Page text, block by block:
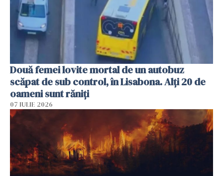
Două femei lovite mortal de un autobuz
scăpat de sub control, în Lisabona. Alți 20 de
oameni sunt răniți
07 IULIE 2026